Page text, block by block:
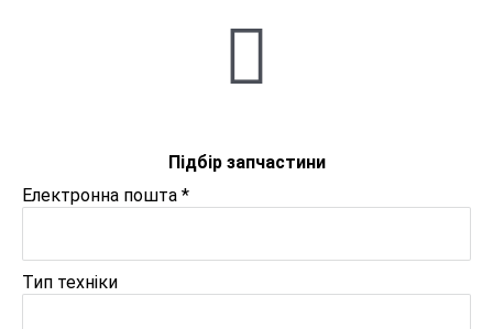
Підбір запчастини
Електронна пошта *
Тип техніки